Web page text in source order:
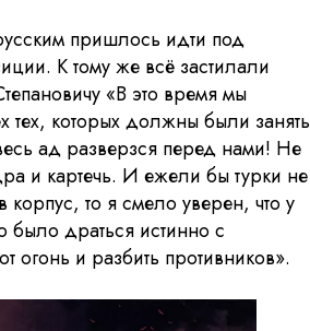
пришлось идти под
К тому же всё застилали
«В это время мы
которых должны были занять
ад разверзся перед нами! Не
и картечь. И ежели бы турки не
то я смело уверен, что у
драться истинно с
огонь и разбить противников».